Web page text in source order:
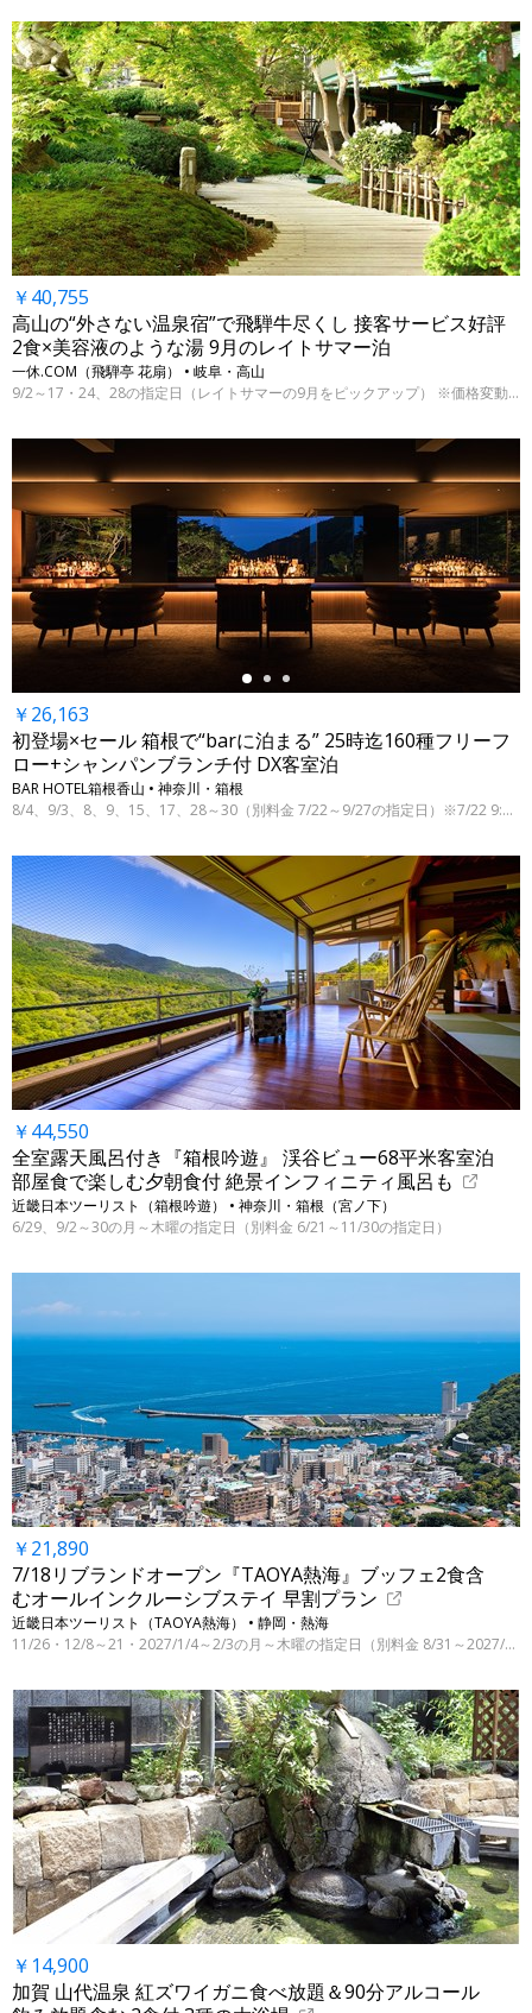
￥40,755
高山の“外さない温泉宿”で飛騨牛尽くし 接客サービス好評
2食×美容液のような湯 9月のレイトサマー泊
一休.COM（飛騨亭 花扇） • 岐阜・高山
9/2～17・24、28の指定日（レイトサマーの9月をピックアップ） ※価格変動制、表示料金は7/22 9:00時点
←
￥26,163
初登場×セール 箱根で“barに泊まる” 25時迄160種フリーフ
ロー+シャンパンブランチ付 DX客室泊
BAR HOTEL箱根香山 • 神奈川・箱根
8/4、9/3、8、9、15、17、28～30（別料金 7/22～9/27の指定日）※7/22 9:00時点
￥44,550
全室露天風呂付き『箱根吟遊』 渓谷ビュー68平米客室泊
部屋食で楽しむ夕朝食付 絶景インフィニティ風呂も
近畿日本ツーリスト（箱根吟遊） • 神奈川・箱根（宮ノ下）
6/29、9/2～30の月～木曜の指定日（別料金 6/21～11/30の指定日）
￥21,890
7/18リブランドオープン『TAOYA熱海』ブッフェ2食含
むオールインクルーシブステイ 早割プラン
近畿日本ツーリスト（TAOYA熱海） • 静岡・熱海
11/26・12/8～21・2027/1/4～2/3の月～木曜の指定日（別料金 8/31～2027/3/31の指定日）
￥14,900
加賀 山代温泉 紅ズワイガニ食べ放題＆90分アルコール